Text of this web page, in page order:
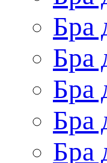
Бра
Бра
Бра
Бра
Бра